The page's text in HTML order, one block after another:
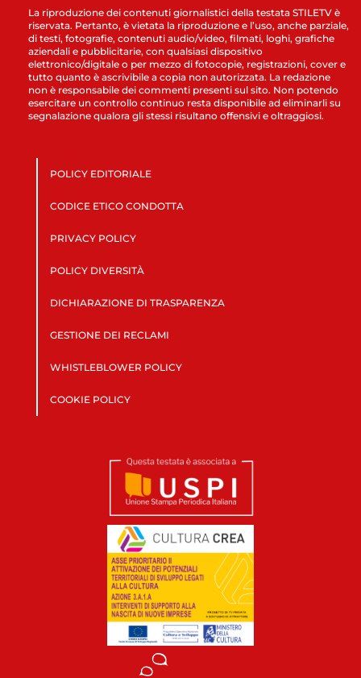
La riproduzione dei contenuti giornalistici della testata STILETV è
riservata. Pertanto, è vietata la riproduzione e l’uso, anche parziale,
di testi, fotografie, contenuti audio/video, filmati, loghi, grafiche
aziendali e pubblicitarie, con qualsiasi dispositivo
elettronico/digitale o per mezzo di fotocopie, registrazioni, cover e
tutto quanto è ascrivibile a copia non autorizzata. La redazione
non è responsabile dei commenti presenti sul sito. Non potendo
esercitare un controllo continuo resta disponibile ad eliminarli su
segnalazione qualora gli stessi risultano offensivi e oltraggiosi.
POLICY EDITORIALE
CODICE ETICO CONDOTTA
PRIVACY POLICY
POLICY DIVERSITÀ
DICHIARAZIONE DI TRASPARENZA
GESTIONE DEI RECLAMI
WHISTLEBLOWER POLICY
COOKIE POLICY